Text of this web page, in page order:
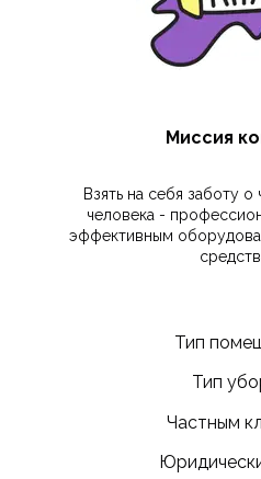
Миссия
Взять на себя заботу
человека -
эффективным
Тип
Тип
Частным